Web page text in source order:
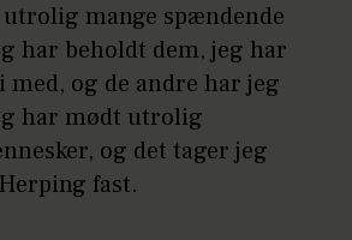
utrolig mange spændende
har beholdt dem, jeg har
med, og de andre har jeg
har mødt utrolig
og det tager jeg
fast.